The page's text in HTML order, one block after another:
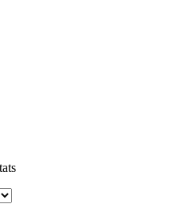
professionnels